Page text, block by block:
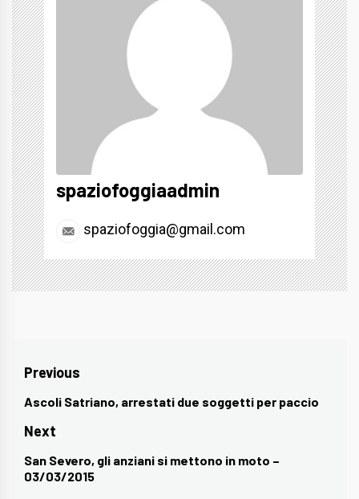
spaziofoggiaadmin
spaziofoggia@gmail.com
Navigazione
articoli
Previous
Previous
post:
Ascoli Satriano, arrestati due soggetti per paccio
Next
Next
post:
San Severo, gli anziani si mettono in moto –
03/03/2015